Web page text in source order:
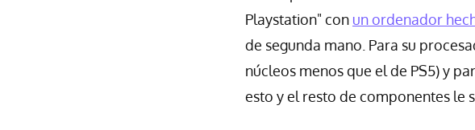
Playstation" con un ordenador
de segunda mano. Para su
núcleos menos que el de PS5) y
esto y el resto de componentes le